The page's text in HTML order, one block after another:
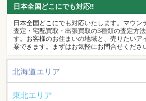
日本全国どこにでも対応!!
日本全国どこにでも対応いたします。マウン
査定・宅配買取・出張買取の3種類の査定方
す。お客様のお住まいの地域と、売りたいア
案できます。まずはお気軽にお問合せくださ
北海道エリア
東北エリア